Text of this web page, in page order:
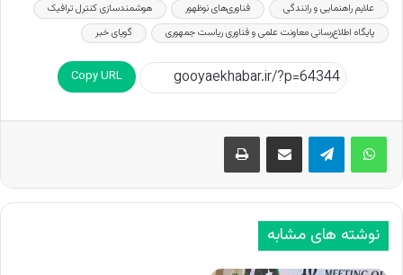
علایم راهنمایی و رانندگی
فناوری‌های نوظهور
هوشمندسازی کنترل ترافیک
پایگاه اطلاع‌رسانی معاونت علمی و فناوری ریاست جمهوری
گویای خبر
Copy URL
اشتراک گذاری از طریق ایمیل چاپ
نوشته های مشابه